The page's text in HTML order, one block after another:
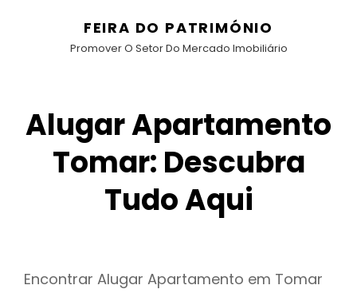
FEIRA DO PATRIMÓNIO
Promover O Setor Do Mercado Imobiliário
Alugar Apartamento
Tomar: Descubra
Tudo Aqui
Encontrar Alugar Apartamento em Tomar